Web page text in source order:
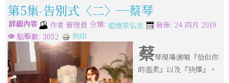
第5集-告別式〈二〉─蔡琴
詳細內容 作者 管理員 分類: 追憶梁弘志
發佈: 24 四月 2019
點擊數: 3052
列印
蔡琴現場演唱『恰似你
的溫柔』以及『抉擇』。